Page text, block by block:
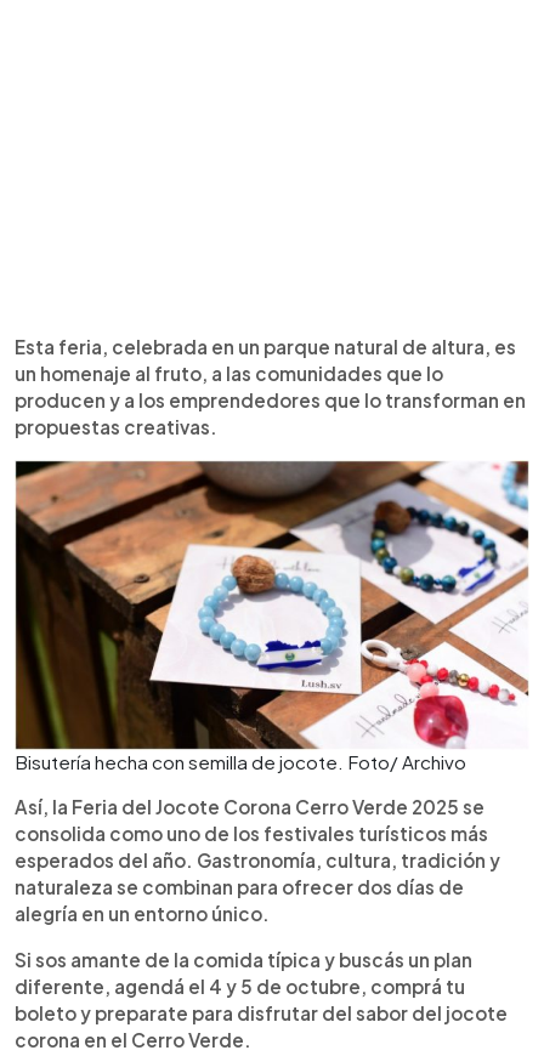
Esta feria, celebrada en un parque natural de altura, es
un homenaje al fruto, a las comunidades que lo
producen y a los emprendedores que lo transforman en
propuestas creativas.
Bisutería hecha con semilla de jocote. Foto/ Archivo
Así, la Feria del Jocote Corona Cerro Verde 2025 se
consolida como uno de los festivales turísticos más
esperados del año. Gastronomía, cultura, tradición y
naturaleza se combinan para ofrecer dos días de
alegría en un entorno único.
Si sos amante de la comida típica y buscás un plan
diferente, agendá el 4 y 5 de octubre, comprá tu
boleto y preparate para disfrutar del sabor del jocote
corona en el Cerro Verde.